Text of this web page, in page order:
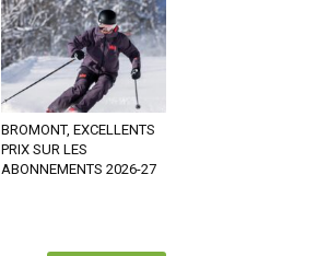
BROMONT, EXCELLENTS
PRIX SUR LES
ABONNEMENTS 2026-27